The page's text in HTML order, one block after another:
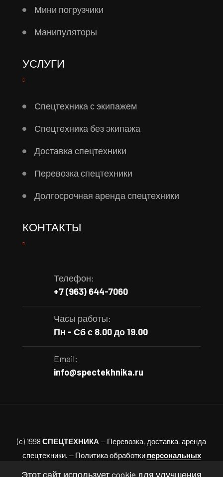
Мини погрузчики
Манипуляторы
УСЛУГИ
Спецтехника с экипажем
Спецтехника без экипажа
Доставка спецтехники
Перевозка спецтехники
Долгосрочная аренда спецтехники
КОНТАКТЫ
Телефон:
+7 (963) 644-7060
Часы работы:
Пн - Сб с 8.00 до 19.00
Email:
info@spectekhnika.ru
(c) 1998 СПЕЦТЕХНИКА — Перевозка, доставка, аренда
спецтехники. — Политика обработки персональных
Этот сайт использует cookie для улучшения